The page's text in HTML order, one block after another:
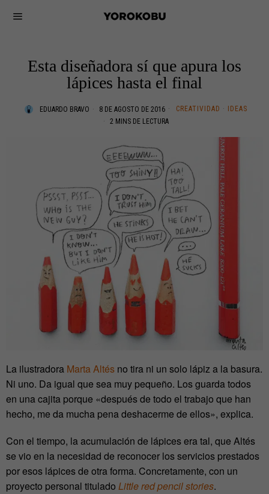
Esta diseñadora sí que apura los
lápices hasta el final
EDUARDO BRAVO 8 DE AGOSTO DE 2016 CREATIVIDAD ·
IDEAS
2 MINS DE LECTURA
La ilustradora Marta Altés no tira ni un solo lápiz a la basura.
Ni uno. Da igual que sea muy pequeño. Los guarda todos
en una cajita porque «después de todo el trabajo que han
hecho, me da mucha pena deshacerme de ellos», explica.
Con el tiempo, la acumulación de lápices era tal, que Altés
se vio en la necesidad de reconocer los servicios prestados
por esos lápices de otra forma. Concretamente, con un
proyecto personal titulado Little red pencil stories.